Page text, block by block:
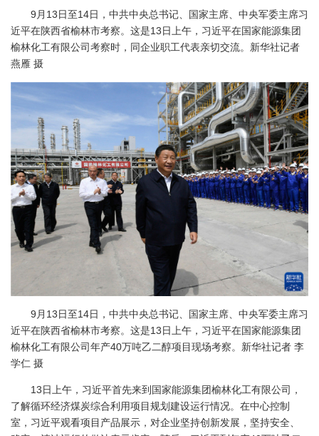
9月13日至14日，中共中央总书记、国家主席、中央军委主席习
近平在陕西省榆林市考察。这是13日上午，习近平在国家能源集团
榆林化工有限公司考察时，同企业职工代表亲切交流。新华社记者
燕雁 摄
9月13日至14日，中共中央总书记、国家主席、中央军委主席习
近平在陕西省榆林市考察。这是13日上午，习近平在国家能源集团
榆林化工有限公司年产40万吨乙二醇项目现场考察。新华社记者 李
学仁 摄
13日上午，习近平首先来到国家能源集团榆林化工有限公司，
了解循环经济煤炭综合利用项目规划建设运行情况。在中心控制
室，习近平观看项目产品展示，对企业坚持创新发展，坚持安全、